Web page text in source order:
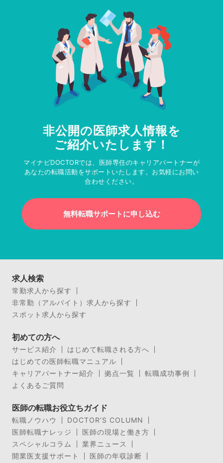
非公開の医師求人情報を
ご紹介いたします！
マイナビDOCTORでは、医師専任のキャリアパートナーが
あなたの転職活動をサポートいたします。お気軽にお問い
合わせください。
無料転職サポートに申し込む
求人検索
常勤求人から探す
非常勤（アルバイト）求人から探す
スポット求人から探す
初めての方へ
サービス紹介
はじめて転職される方へ
はじめての医師転職マニュアル
キャリアパートナー紹介
拠点一覧
転職成功事例
よくあるご質問
医師の転職お役立ちガイド
転職ノウハウ
DOCTOR’S COLUMN
医師転職ナレッジ
医師の現場と働き方
スペシャルコラム
業界ニュース
開業医支援サポート
医師の年収診断